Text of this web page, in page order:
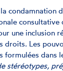
condamnation
consultative
une inclusion
droits. Les
formulées dans
stéréotypes,